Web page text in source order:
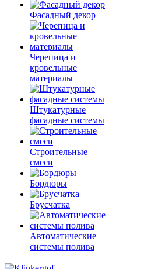
Фасадный декор
Черепица и
кровельные
материалы
Штукатурные
фасадные системы
Строительные
смеси
Бордюры
Брусчатка
Автоматические
системы полива